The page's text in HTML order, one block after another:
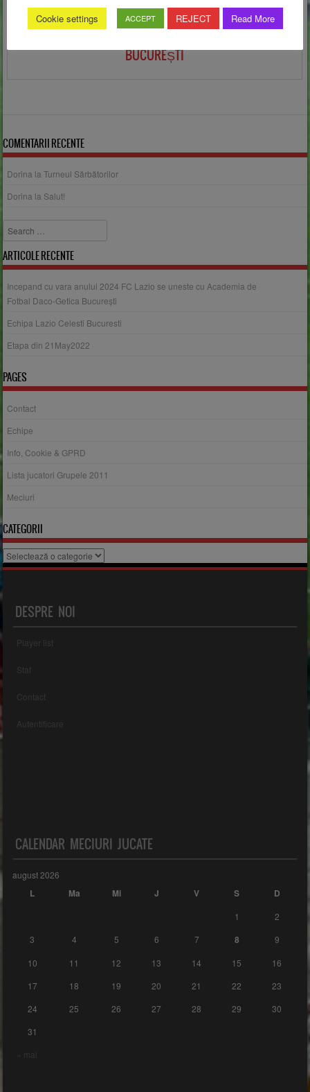
AC PRO LUCEAFĂRUL-GRUPA 2011 VS CS CHELSEA
BUCUREȘTI
COMENTARII RECENTE
Dorina laTurneul Sărbătorilor
Dorina la Salut!
Search
ARTICOLE RECENTE
Incepand cu vara anului 2024 FC Lazio se uneste cu Academia de
Fotbal Daco-Getica București
Echipa Lazio Celesti Bucuresti
Etapa din 21May2022
PAGES
Contact
Echipe
Info, Cookie & GPRD
Lista jucatori Grupele 2011
Meciuri
CATEGORII
Categorii
DESPRE NOI
Player list
Staf
Contact
Autentificare
CALENDAR MECIURI JUCATE
august 2026
L Ma Mi J V S D
« mai
1
2
3
4 5 6 7 8
9
10
11 12 13 14 15
16
17
18 19 20 21 22
23
24
25 26 27 28 29
30
31
Cookie settings ACCEPT REJECT Read More